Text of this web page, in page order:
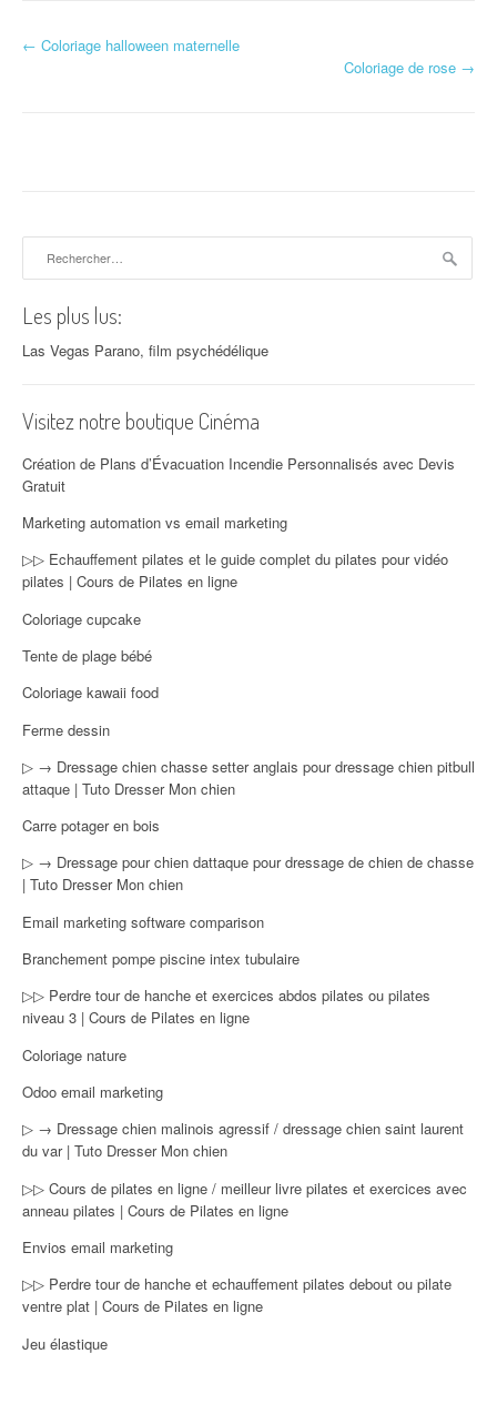
Navigation d'article
← Coloriage halloween maternelle
Coloriage de rose →
Les plus lus:
Las Vegas Parano, film psychédélique
Visitez notre boutique Cinéma
Création de Plans d’Évacuation Incendie Personnalisés avec Devis
Gratuit
Marketing automation vs email marketing
▷▷ Echauffement pilates et le guide complet du pilates pour vidéo
pilates | Cours de Pilates en ligne
Coloriage cupcake
Tente de plage bébé
Coloriage kawaii food
Ferme dessin
▷ → Dressage chien chasse setter anglais pour dressage chien pitbull
attaque | Tuto Dresser Mon chien
Carre potager en bois
▷ → Dressage pour chien dattaque pour dressage de chien de chasse
| Tuto Dresser Mon chien
Email marketing software comparison
Branchement pompe piscine intex tubulaire
▷▷ Perdre tour de hanche et exercices abdos pilates ou pilates
niveau 3 | Cours de Pilates en ligne
Coloriage nature
Odoo email marketing
▷ → Dressage chien malinois agressif / dressage chien saint laurent
du var | Tuto Dresser Mon chien
▷▷ Cours de pilates en ligne / meilleur livre pilates et exercices avec
anneau pilates | Cours de Pilates en ligne
Envios email marketing
▷▷ Perdre tour de hanche et echauffement pilates debout ou pilate
ventre plat | Cours de Pilates en ligne
Jeu élastique